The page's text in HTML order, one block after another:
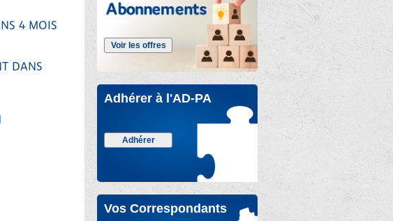
4 MOIS
DANS
Voir les offres
Adhérer à l'AD-PA
Adhérer
Vos Correspondants